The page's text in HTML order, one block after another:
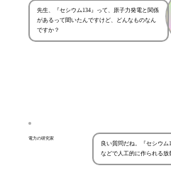
先生、『セシウム134』って、原子力発電と関係
があるって聞いたんですけど、どんなものなん
ですか？
電力の研究家
良い質問だね。『セシウム
などで人工的に作られる放